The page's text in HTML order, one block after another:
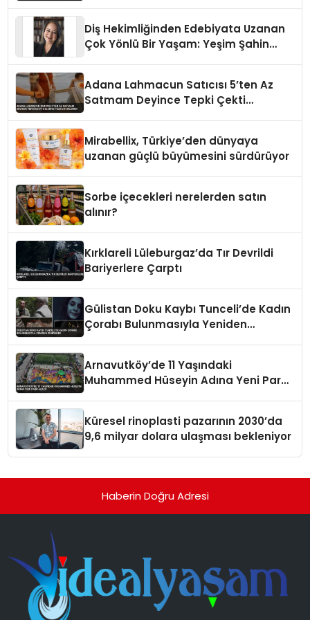
Diş Hekimliğinden Edebiyata Uzanan
Çok Yönlü Bir Yaşam: Yeşim Şahin
Adana Lahmacun Satıcısı 5’ten Az
Satmam Deyince Tepki Çekti
Mirabellix, Türkiye’den dünyaya
uzanan güçlü büyümesini sürdürüyor
Sorbe içecekleri nerelerden satın
alınır?
Kırklareli Lüleburgaz’da Tır Devrildi
Bariyerlere Çarptı
Gülistan Doku Kaybı Tunceli’de Kadın
Çorabı Bulunmasıyla Yeniden
Arnavutköy’de 11 Yaşındaki
Muhammed Hüseyin Adına Yeni Park
Küresel rinoplasti pazarının 2030’da
9,6 milyar dolara ulaşması bekleniyor
Haberin Doğru Adresi